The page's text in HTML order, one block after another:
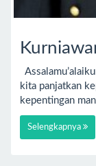
kita panjatkan
kepentingan
Selengkapnya